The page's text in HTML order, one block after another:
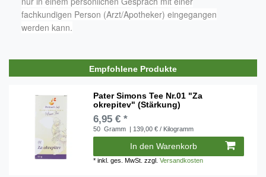
fachkundigen Person (Arzt/Apotheker) eingegangen
werden kann.
Empfohlene Produkte
Pater Simons Tee Nr.01 "Za
okrepitev" (Stärkung)
6,95 € *
50 Gramm | 139,00 € / Kilogramm
In den Warenkorb
*inkl. ges. MwSt. zzgl.Versandkosten